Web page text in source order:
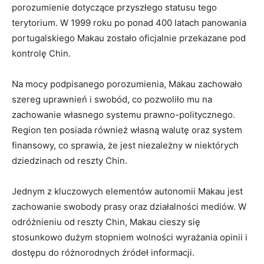
porozumienie dotyczące przyszłego statusu tego
terytorium. W 1999​ roku po⁢ ponad 400 latach panowania ​
portugalskiego Makau ‍zostało ‍oficjalnie‍ przekazane pod
kontrolę Chin.
Na mocy podpisanego porozumienia, Makau ​zachowało
⁤szereg uprawnień i swobód, co ‌pozwoliło mu na
zachowanie własnego systemu prawno-politycznego.⁣
Region ten posiada ⁤również ⁤własną walutę oraz ​system⁢
finansowy, co sprawia, że jest niezależny ‍w niektórych
dziedzinach od reszty Chin.
Jednym z kluczowych ⁢elementów​ autonomii ‌Makau jest
zachowanie swobody prasy oraz‌ działalności mediów. W
odróżnieniu od⁢ reszty Chin, Makau ⁣cieszy się‌
stosunkowo dużym stopniem⁢ wolności wyrażania ⁤opinii i
dostępu ⁤do​ różnorodnych źródeł informacji.